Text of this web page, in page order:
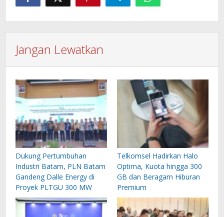
Jangan Lewatkan
Dukung Pertumbuhan
Industri Batam, PLN Batam
Gandeng Dalle Energy di
Proyek PLTGU 300 MW
Telkomsel Hadirkan Halo
Optima, Kuota hingga 300
GB dan Beragam Hiburan
Premium